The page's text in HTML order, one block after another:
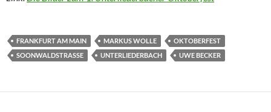
FRANKFURT AM MAIN MARKUS WOLLE
OKTOBERFEST
SOONWALDSTRASSE
UNTERLIEDERBACH UWE BECKER